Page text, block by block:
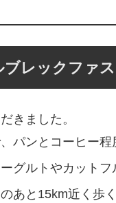
レックファ
きました。
パンとコーヒー
グルトやカット
あと15km近く歩